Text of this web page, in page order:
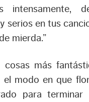
serios en tus
mierda.”
más
el modo en que
para terminar